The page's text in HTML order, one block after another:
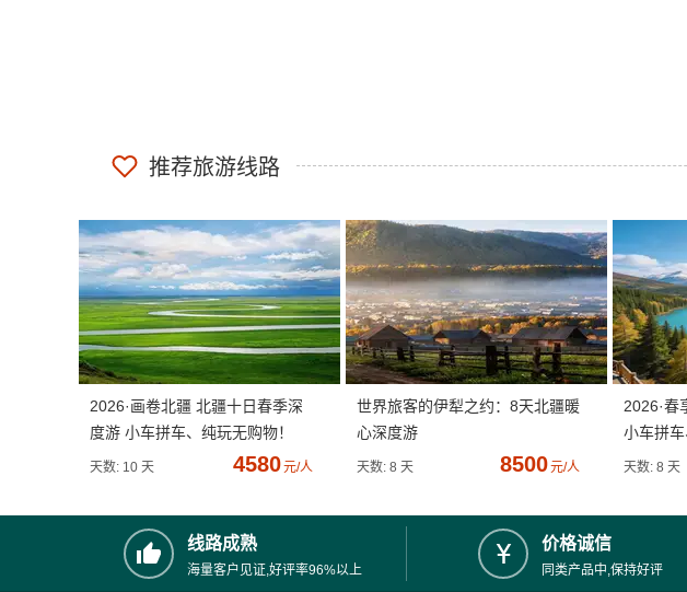
推荐旅游线路
2026·画卷北疆 北疆十日春季深
度游 小车拼车、纯玩无购物！
天数: 10 天 4580元/人
世界旅客的伊犁之约：8天北疆暖
心深度游
天数: 8 天 8500元/人
2026·春
小车拼车
天数: 8 天
线路成熟
海量客户见证,好评率96%以上
价格诚信
同类产品中,保持好评